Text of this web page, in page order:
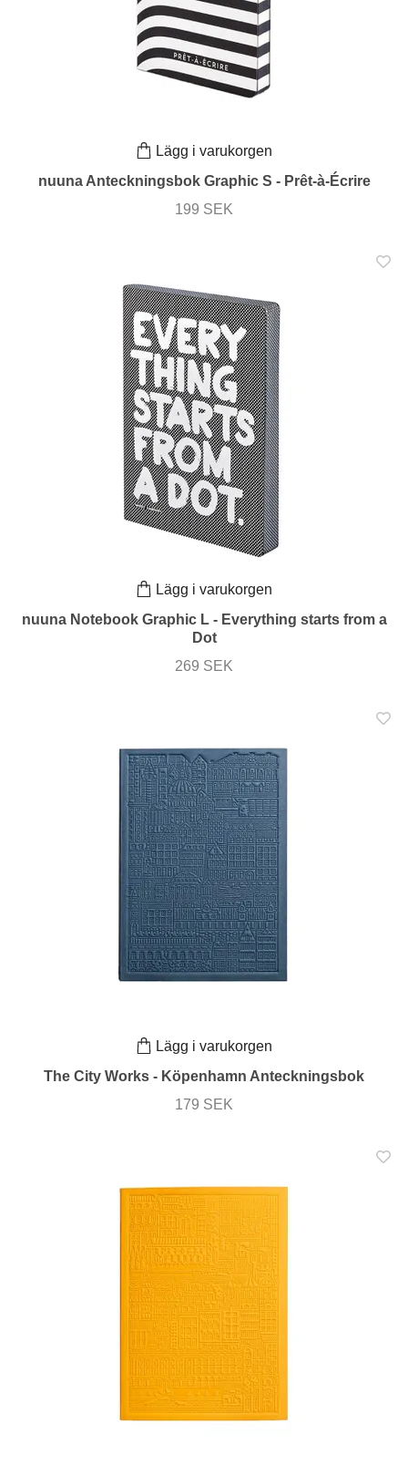
Lägg i varukorgen
nuuna Anteckningsbok Graphic S - Prêt-à-Écrire
199 SEK
Lägg i varukorgen
nuuna Notebook Graphic L - Everything starts from a
Dot
269 SEK
Lägg i varukorgen
The City Works - Köpenhamn Anteckningsbok
179 SEK